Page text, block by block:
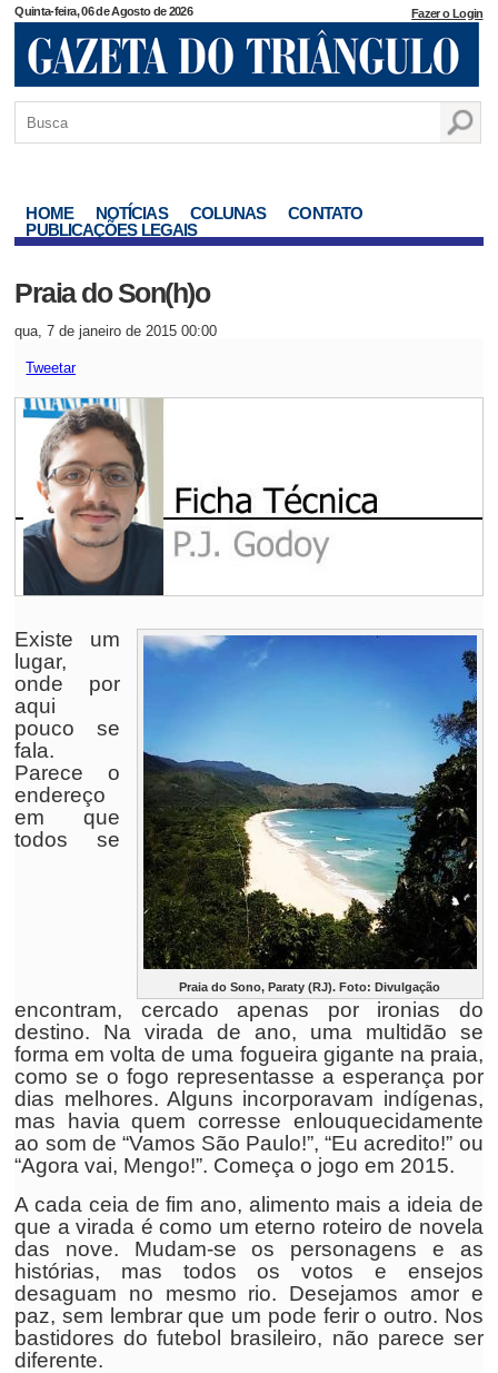
Quinta-feira, 06 de Agosto de 2026 Fazer o Login
HOME NOTÍCIAS COLUNAS
CONTATO
PUBLICAÇÕES LEGAIS
Praia do Son(h)o
qua, 7 de janeiro de 2015 00:00
Tweetar
Praia do Sono, Paraty (RJ). Foto: Divulgação
Existe um
lugar,
onde por
aqui
pouco se
fala.
Parece o
endereço
em que
todos se
encontram, cercado apenas por ironias do
destino. Na virada de ano, uma multidão se
forma em volta de uma fogueira gigante na praia,
como se o fogo representasse a esperança por
dias melhores. Alguns incorporavam indígenas,
mas havia quem corresse enlouquecidamente
ao som de “Vamos São Paulo!”, “Eu acredito!” ou
“Agora vai, Mengo!”. Começa o jogo em 2015.
A cada ceia de fim ano, alimento mais a ideia de
que a virada é como um eterno roteiro de novela
das nove. Mudam-se os personagens e as
histórias, mas todos os votos e ensejos
desaguam no mesmo rio. Desejamos amor e
paz, sem lembrar que um pode ferir o outro. Nos
bastidores do futebol brasileiro, não parece ser
diferente.